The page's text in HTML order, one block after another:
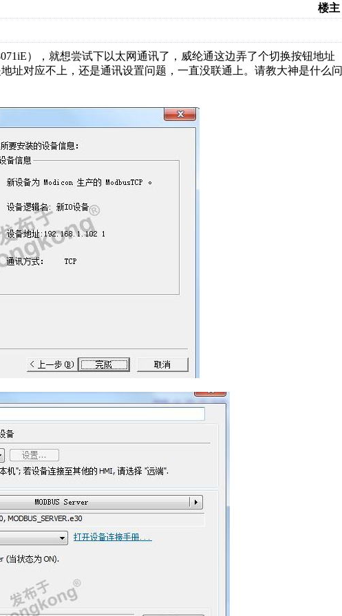
楼主
），就想尝试下以太网通讯了，威纶通这边弄了个切换按钮地址
址对应不上，还是通讯设置问题，一直没联通上。请教大神是什么问